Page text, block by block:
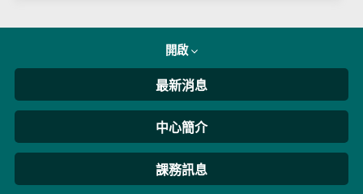
開啟
最新消息
中心簡介
課務訊息